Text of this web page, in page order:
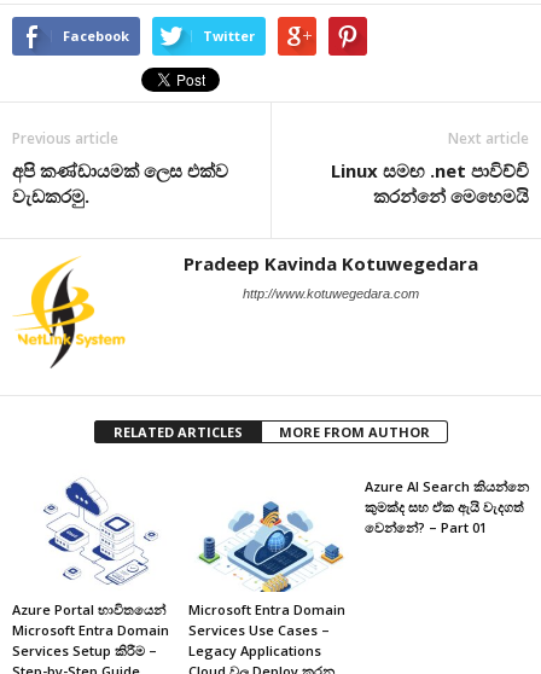
Facebook Twitter
Previous article
අපි කණ්ඩායමක් ලෙස එක්ව
වැඩකරමු.
Next article
Linux සමඟ .net පාවිච්චි
කරන්නේ මෙහෙමයි
Pradeep Kavinda Kotuwegedara
http://www.kotuwegedara.com
RELATED ARTICLES MORE FROM AUTHOR
Azure Portal භාවිතයෙන්
Microsoft Entra Domain
Services Setup කිරීම –
Microsoft Entra Domain
Services Use Cases –
Legacy Applications
Azure AI Search කියන්නෙ
කුමක්ද සහ ඒක ඇයි වැදගත්
වෙන්නේ? – Part 01